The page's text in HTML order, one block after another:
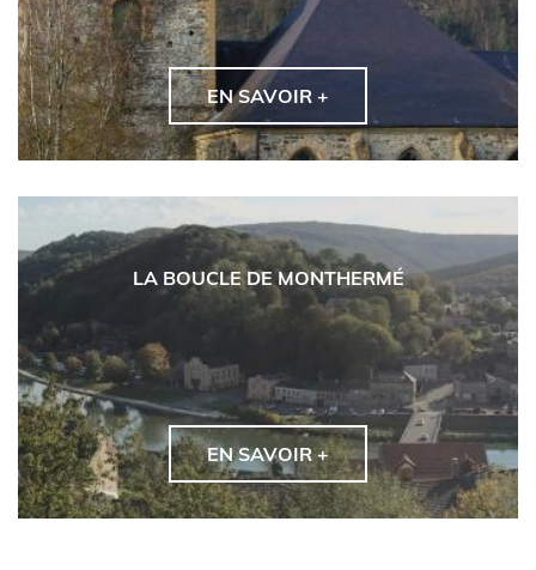
EN SAVOIR +
LA BOUCLE DE MONTHERMÉ
EN SAVOIR +